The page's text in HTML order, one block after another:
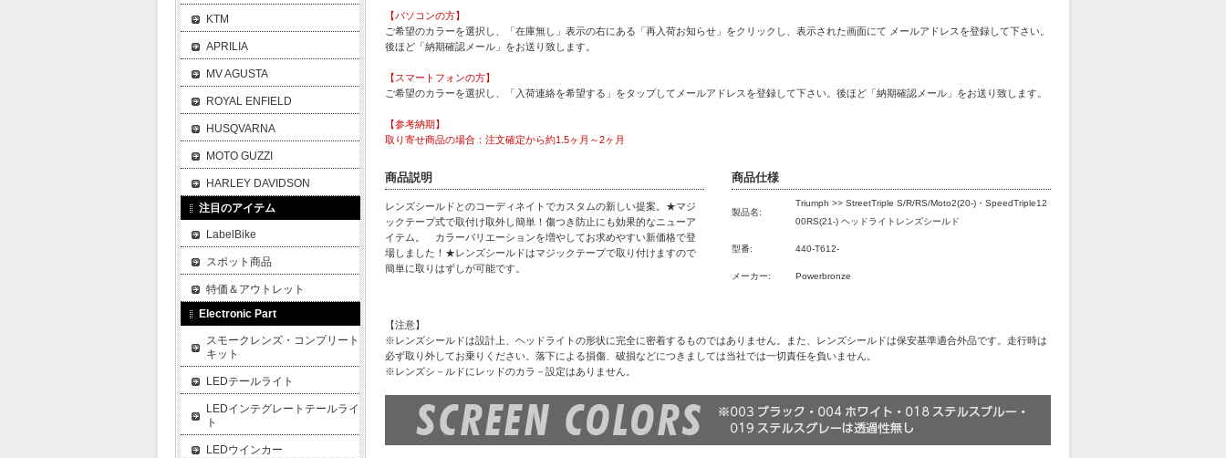
【パソコンの方】
ご希望のカラーを選択し、「在庫無し」表示の右にある「再入荷お知らせ」をクリックし、表示された画面にて メールアドレスを登録して下さい。
後ほど「納期確認メール」をお送り致します。
【スマートフォンの方】
ご希望のカラーを選択し、「入荷連絡を希望する」をタップしてメールアドレスを登録して下さい。後ほど「納期確認メール」をお送り致します。
【参考納期】
取り寄せ商品の場合：注文確定から約1.5ヶ月～2ヶ月
商品説明
レンズシールドとのコーディネイトでカスタムの新しい提案。★マジ
ックテープ式で取付け取外し簡単！傷つき防止にも効果的なニューア
イテム。 カラーバリエーションを増やしてお求めやすい新価格で登
場しました！★レンズシールドはマジックテープで取り付けますので
簡単に取りはずしが可能です。
商品仕様
製品名:
Triumph >> StreetTriple S/R/RS/Moto2(20-)・SpeedTriple12
00RS(21-) ヘッドライトレンズシールド
型番: 440-T612-
メーカー: Powerbronze
【注意】
※レンズシールドは設計上、ヘッドライトの形状に完全に密着するものではありません。また、レンズシールドは保安基準適合外品です。走行時は
必ず取り外してお乗りください。落下による損傷、破損などにつきましては当社では一切責任を負いません。
※レンズシ－ルドにレッドのカラ－設定はありません。
KTM
APRILIA
MV AGUSTA
ROYAL ENFIELD
HUSQVARNA
MOTO GUZZI
HARLEY DAVIDSON
注目のアイテム
LabelBike
スポット商品
特価＆アウトレット
Electronic Part
スモークレンズ・コンプリート
キット
LEDテールライト
LEDインテグレートテールライ
ト
LEDウインカー